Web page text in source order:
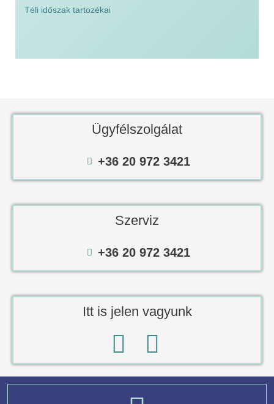
Téli időszak tartozékai
Ügyfélszolgálat
+36 20 972 3421
Szerviz
+36 20 972 3421
Itt is jelen vagyunk